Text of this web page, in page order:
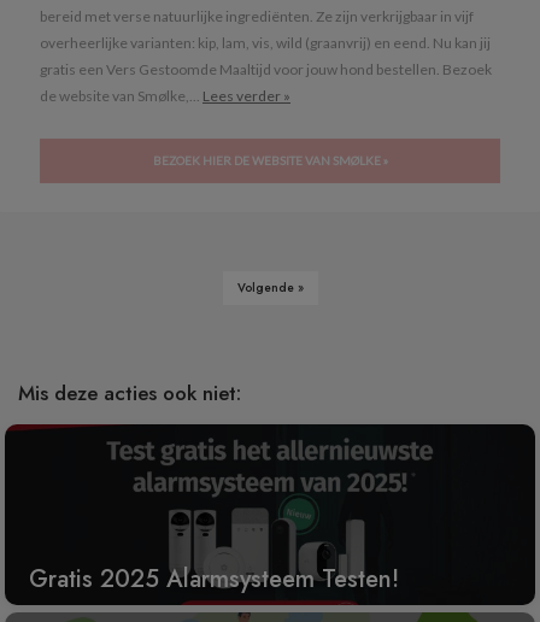
bereid met verse natuurlijke ingrediënten. Ze zijn verkrijgbaar in vijf
overheerlijke varianten: kip, lam, vis, wild (graanvrij) en eend. Nu kan jij
gratis een Vers Gestoomde Maaltijd voor jouw hond bestellen. Bezoek
de website van Smølke,... Lees verder »
BEZOEK HIER DE WEBSITE VAN SMØLKE »
Volgende »
Mis deze acties ook niet:
Gratis 2025 Alarmsysteem Testen!